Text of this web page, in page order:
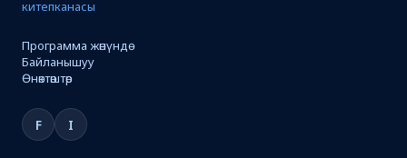
китепканасы
Программа жөнүндө
Байланышуу
Өнөктөштөр
F I